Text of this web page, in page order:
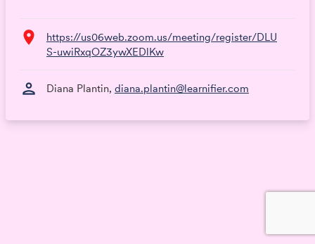
location_on
https://us06web.zoom.us/meeting/register/DLU
S-uwiRxqOZ3ywXEDlKw
person Diana Plantin, diana.plantin@learnifier.com